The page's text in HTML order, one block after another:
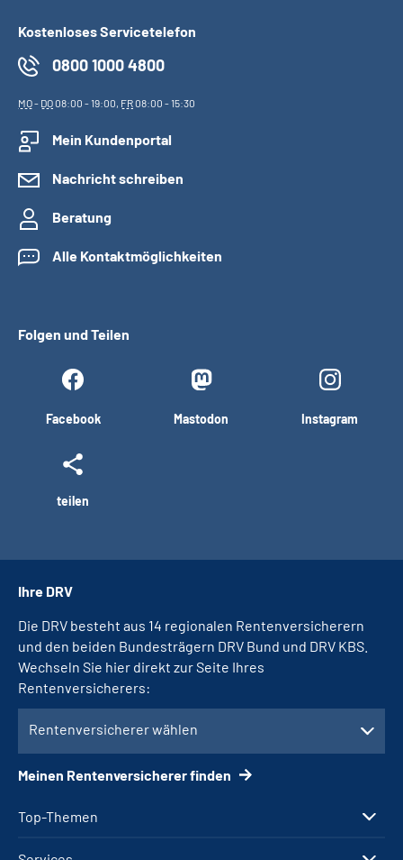
Kostenloses Servicetelefon
0800 1000 4800
MO- DO08:00 - 19:00, FR08:00 - 15:30
Mein Kundenportal
Nachricht schreiben
Beratung
Alle Kontaktmöglichkeiten
Folgen und Teilen
Facebook Mastodon Instagram
teilen
Top-Themen
Ihre DRV
Die DRV besteht aus 14 regionalen Rentenversicherern
und den beiden Bundesträgern DRV Bund und DRV KBS.
Wechseln Sie hier direkt zur Seite Ihres
Rentenversicherers:
Rentenversicherer wählen
Meinen Rentenversicherer finden